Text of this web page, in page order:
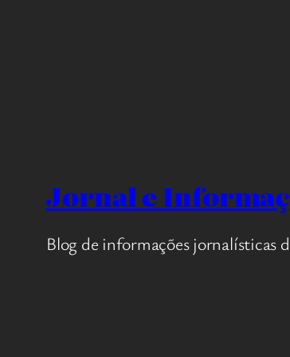
Jornal e
Blog de informações jornalísticas